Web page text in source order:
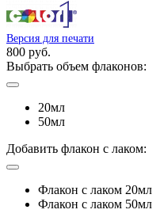
Версия для печати
800 руб.
Выбрать объем флаконов:
20мл
50мл
Добавить флакон с лаком:
Флакон с лаком 20мл
Флакон с лаком 50мл